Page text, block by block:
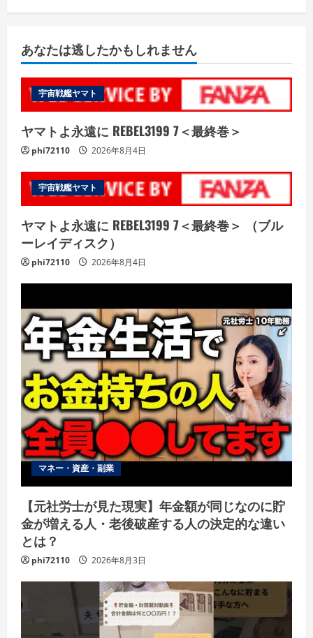
あなたは逃したかもしれません
宇宙戦艦ヤマト
ヤマトよ永遠に REBEL3199 7＜最終巻＞
phi72110 2026年8月4日
宇宙戦艦ヤマト
ヤマトよ永遠に REBEL3199 7＜最終巻＞ （ブル
ーレイディスク）
phi72110 2026年8月4日
マネー・資産・副業
【元社労士が見た現実】年金額が同じなのに貯
金が増える人・老後破産する人の決定的な違い
とは？
phi72110 2026年8月3日